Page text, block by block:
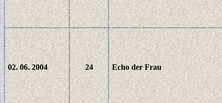
02. 06. 2004 24 Echo der Frau